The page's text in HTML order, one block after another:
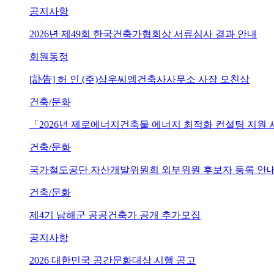
공지사항
2026년 제49회 한국건축가협회상 서류심사 결과 안내
회원동정
[訃告] 허 인 (주)삼우씨엠건축사사무소 사장 모친상
건축/문화
「2026년 제로에너지건축물 에너지 최적화 컨설팅 지원
건축/문화
국가철도공단 자산개발위원회 외부위원 후보자 등록 안
건축/문화
제4기 남해군 공공건축가 공개 추가모집
공지사항
2026 대한민국 공간문화대상 시행 공고